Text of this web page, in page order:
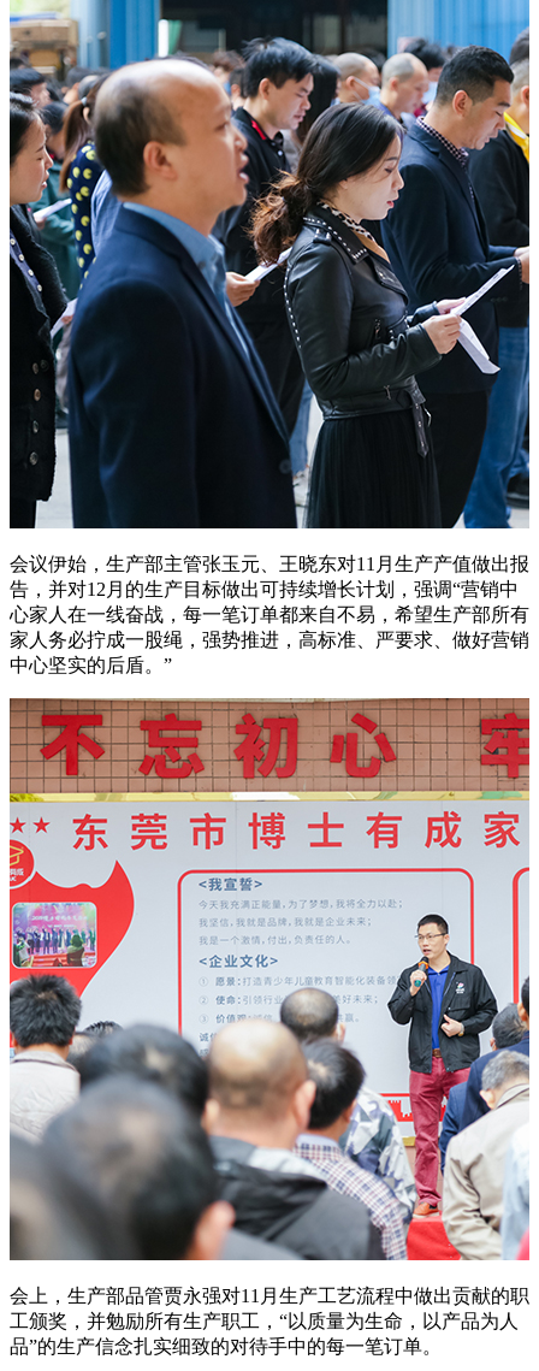
会议伊始，生产部主管张玉元、王晓东对11月生产产值做出报
告，并对12月的生产目标做出可持续增长计划，强调“营销中
心家人在一线奋战，每一笔订单都来自不易，希望生产部所有
家人务必拧成一股绳，强势推进，高标准、严要求、做好营销
中心坚实的后盾。”
会上，生产部品管贾永强对11月生产工艺流程中做出贡献的职
工颁奖，并勉励所有生产职工，“以质量为生命，以产品为人
品”的生产信念扎实细致的对待手中的每一笔订单。